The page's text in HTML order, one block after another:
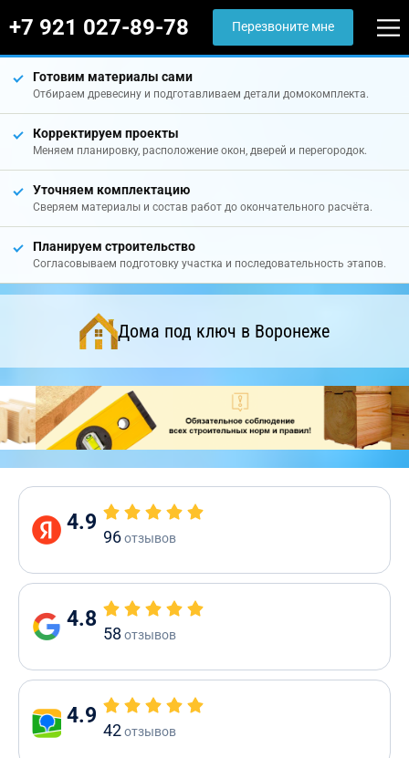
+7 921 027-89-78 Перезвоните мне
Готовим материалы сами
Отбираем древесину и подготавливаем детали домокомплекта.
Корректируем проекты
Меняем планировку, расположение окон, дверей и перегородок.
Уточняем комплектацию
Сверяем материалы и состав работ до окончательного расчёта.
Планируем строительство
Согласовываем подготовку участка и последовательность этапов.
Дома под ключ в Воронеже
4.9
96отзывов
4.8
58 отзывов
4.9
42отзывов